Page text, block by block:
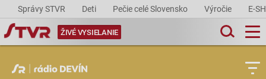
Správy STVR Deti Pečie celé Slovensko Výročie E-
ŽIVÉ VYSIELANIE